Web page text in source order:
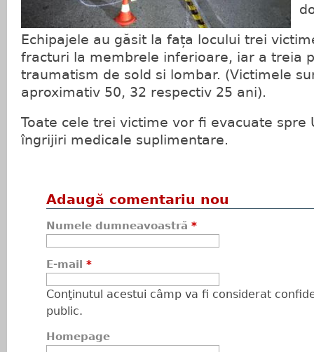
Echipajele au găsit la fața locului trei
fracturi la membrele inferioare, iar a treia
traumatism de sold si lombar. (Victimele
aproximativ 50, 32 respectiv 25 ani).
Toate cele trei victime vor fi evacuate spre
îngrijiri medicale suplimentare.
Adaugă comentariu nou
Numele dumneavoastră *
E-mail *
Conţinutul acestui câmp va fi considerat
public.
Homepage